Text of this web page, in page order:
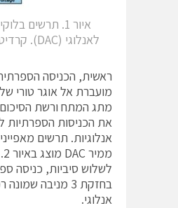
איור 1. תרשים
לאנלוגי (DAC). קרדיט: ANALOG DEVICES
מתג המתח ורשת
את הכניסות הספרתיות
אנלוגיות. תרשים
בחזקת 3 מניבה
אנלוגי.